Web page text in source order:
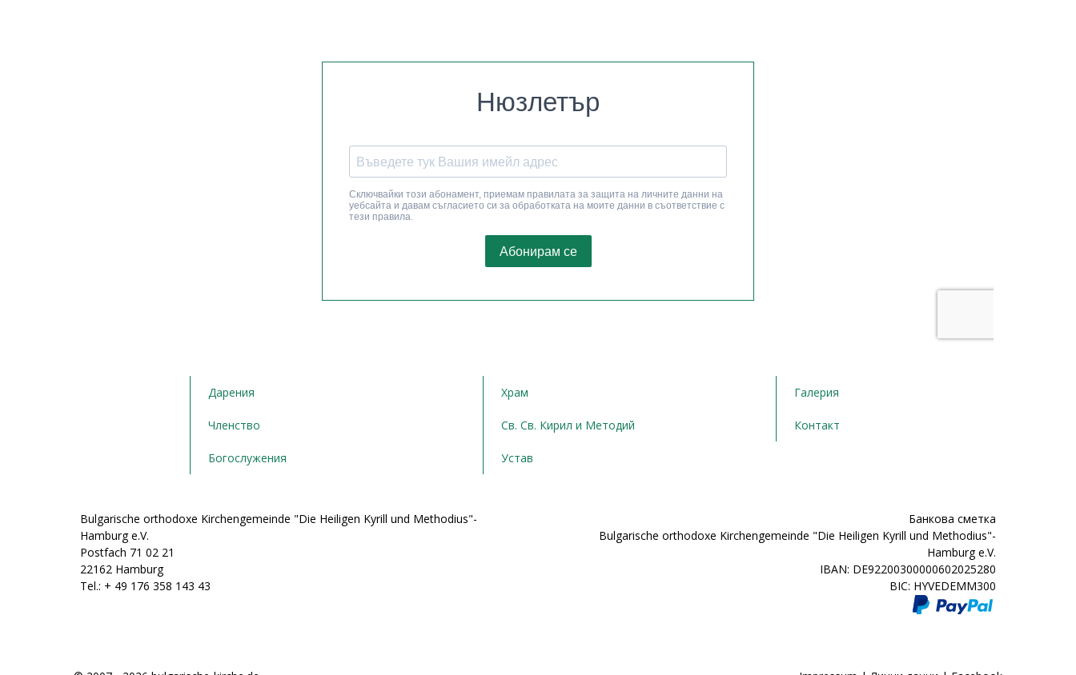
Дарения
Членство
Богослужения
Храм
Св. Св. Кирил и Методий
Устав
Галерия
Контакт
Bulgarische orthodoxe Kirchengemeinde "Die Heiligen Kyrill und Methodius"-
Hamburg e.V.
Postfach 71 02 21
22162 Hamburg
Tel.: + ‭49 176 358 143 43‬
Банкова сметка
Bulgarische orthodoxe Kirchengemeinde "Die Heiligen Kyrill und Methodius"-
Hamburg e.V.
IBAN: DE92200300000602025280
BIC: HYVEDEMM300